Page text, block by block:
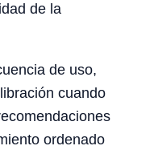
de la
de uso,
cuando
ordenado